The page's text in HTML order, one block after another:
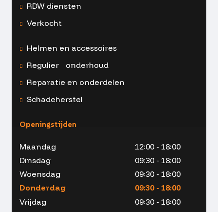
RDW diensten
Verkocht
Helmen en accessoires
Regulier onderhoud
Reparatie en onderdelen
Schadeherstel
Openingstijden
Maandag
12:00 - 18:00
Dinsdag
09:30 - 18:00
Woensdag
09:30 - 18:00
Donderdag
09:30 - 18:00
Vrijdag
09:30 - 18:00